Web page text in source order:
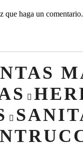
que haga un comentario.